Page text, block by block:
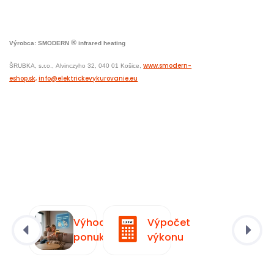
Výrobca: SMODERN ®infrared heating
ŠRUBKA, s.r.o.,Alvinczyho 32,040 01 Košice,www.smodern-
eshop.sk, info@elektrickevykurovanie.eu
Výhodná
ponuka
Výpočet
výkonu